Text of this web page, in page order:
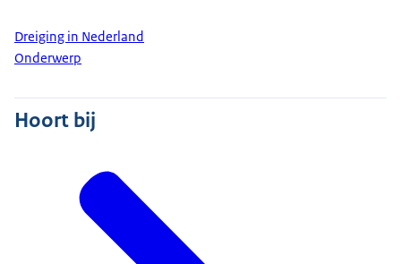
Dreiging in Nederland
Onderwerp
Hoort bij